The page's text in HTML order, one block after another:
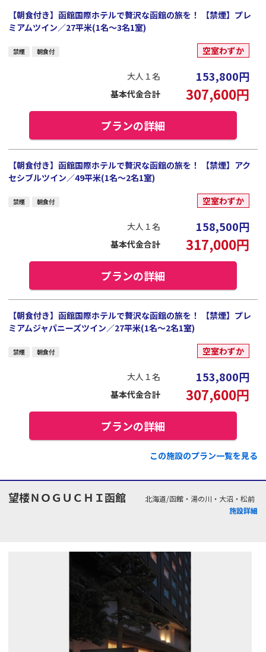
【朝食付き】函館国際ホテルで贅沢な函館の旅を！ 【禁煙】プレ
ミアムツイン／27平米(1名～3名1室)
禁煙 朝食付 空室わずか
大人１名 153,800円
基本代金合計 307,600円
プランの詳細
【朝食付き】函館国際ホテルで贅沢な函館の旅を！ 【禁煙】アク
セシブルツイン／49平米(1名～2名1室)
禁煙 朝食付 空室わずか
大人１名 158,500円
基本代金合計 317,000円
プランの詳細
【朝食付き】函館国際ホテルで贅沢な函館の旅を！ 【禁煙】プレ
ミアムジャパニーズツイン／27平米(1名～2名1室)
禁煙 朝食付 空室わずか
大人１名 153,800円
基本代金合計 307,600円
プランの詳細
この施設のプラン一覧を見る
望楼ＮＯＧＵＣＨＩ函館
北海道/函館・湯の川・大沼・松前
施設詳細